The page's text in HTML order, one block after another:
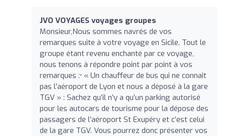
JVO VOYAGES voyages groupes
Monsieur,Nous sommes navrés de vos
remarques suite à votre voyage en Sicile. Tout le
groupe étant revenu enchanté par ce voyage,
nous tenons à répondre point par point à vos
remarques :• « Un chauffeur de bus qui ne connait
pas l’aéroport de Lyon et nous a déposé à la gare
TGV » : Sachez qu’il n’y a qu’un parking autorisé
pour les autocars de tourisme pour la dépose des
passagers de l’aéroport St Exupéry et c’est celui
de la gare TGV. Vous pourrez donc présenter vos